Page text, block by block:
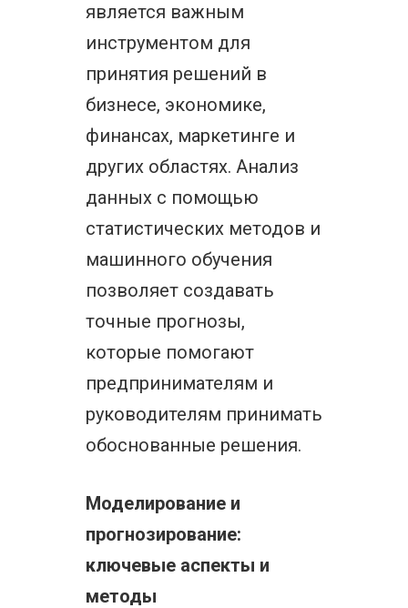
является важным
инструментом для
принятия решений в
бизнесе, экономике,
финансах, маркетинге и
других областях. Анализ
данных с помощью
статистических методов и
машинного обучения
позволяет создавать
точные прогнозы,
которые помогают
предпринимателям и
руководителям принимать
обоснованные решения.
Моделирование и
прогнозирование:
ключевые аспекты и
методы